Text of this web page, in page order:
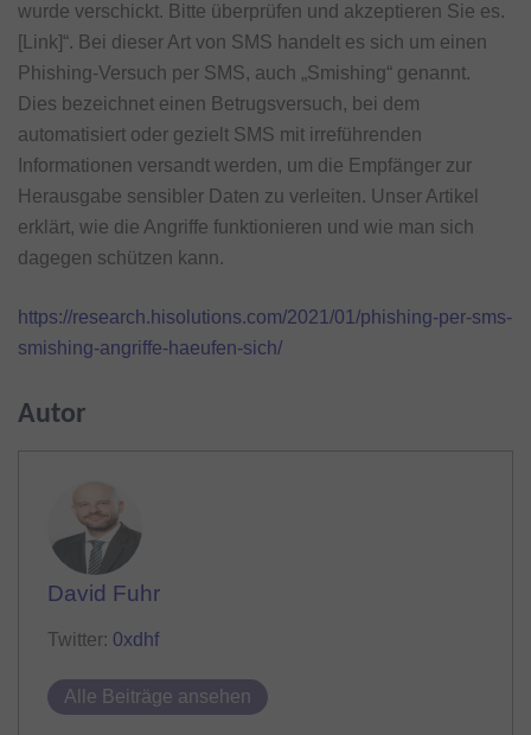
wurde verschickt. Bitte überprüfen und akzeptieren Sie es.
[Link]“. Bei dieser Art von SMS handelt es sich um einen
Phishing-Versuch per SMS, auch „Smishing“ genannt.
Dies bezeichnet einen Betrugsversuch, bei dem
automatisiert oder gezielt SMS mit irreführenden
Informationen versandt werden, um die Empfänger zur
Herausgabe sensibler Daten zu verleiten. Unser Artikel
erklärt, wie die Angriffe funktionieren und wie man sich
dagegen schützen kann.
https://research.hisolutions.com/2021/01/phishing-per-sms-
smishing-angriffe-haeufen-sich/
Autor
David Fuhr
Twitter: 0xdhf
Alle Beiträge ansehen